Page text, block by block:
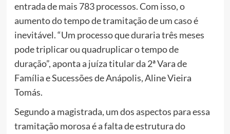
entrada de mais 783 processos. Com isso, o
aumento do tempo de tramitação de um caso é
inevitável. “Um processo que duraria três meses
pode triplicar ou quadruplicar o tempo de
duração”, aponta a juíza titular da 2ª Vara de
Família e Sucessões de Anápolis, Aline Vieira
Tomás.
Segundo a magistrada, um dos aspectos para essa
tramitação morosa é a falta de estrutura do